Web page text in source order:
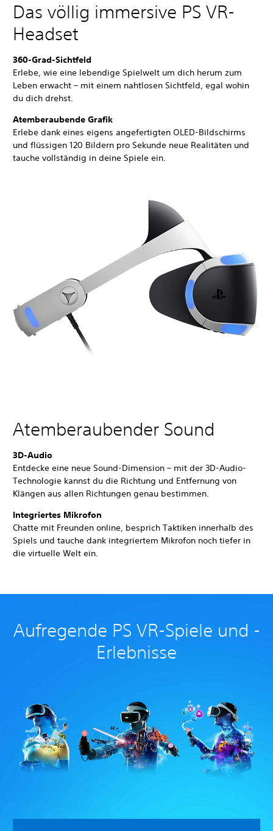
Das völlig immersive PS VR-
Headset
360-Grad-Sichtfeld
Erlebe, wie eine lebendige Spielwelt um dich herum zum
Leben erwacht – mit einem nahtlosen Sichtfeld, egal wohin
du dich drehst.
Atemberaubende Grafik
Erlebe dank eines eigens angefertigten OLED-Bildschirms
und flüssigen 120 Bildern pro Sekunde neue Realitäten und
tauche vollständig in deine Spiele ein.
Atemberaubender Sound
3D-Audio
Entdecke eine neue Sound-Dimension – mit der 3D-Audio-
Technologie kannst du die Richtung und Entfernung von
Klängen aus allen Richtungen genau bestimmen.
Integriertes Mikrofon
Chatte mit Freunden online, besprich Taktiken innerhalb des
Spiels und tauche dank integriertem Mikrofon noch tiefer in
die virtuelle Welt ein.
Aufregende PS VR-Spiele und -
Erlebnisse